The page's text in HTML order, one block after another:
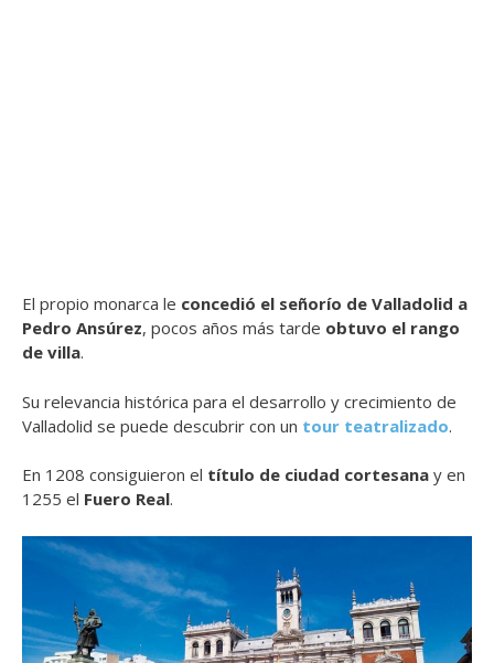
El propio monarca le concedió el señorío de Valladolid a
Pedro Ansúrez, pocos años más tarde obtuvo el rango
de villa.
Su relevancia histórica para el desarrollo y crecimiento de
Valladolid se puede descubrir con un tour teatralizado.
En 1208 consiguieron el título de ciudad cortesana y en
1255 el Fuero Real.